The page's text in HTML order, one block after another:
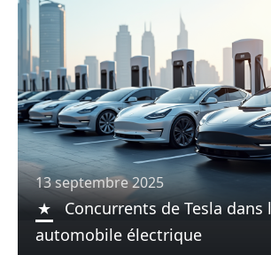
13 septembre 2025
Concurrents de Tesla dans
automobile électrique